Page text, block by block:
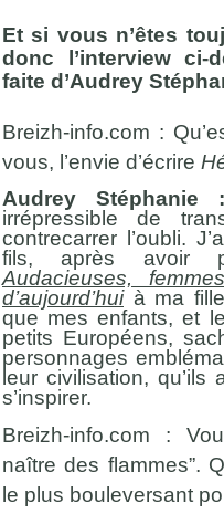
Et si vous n’êtes
donc l’interview ci-
faite d’Audrey
Breizh-info.com :
vous, l’envie d’écrire
Audrey Stéphanie :
irrépressible de
contrecarrer l’oubli.
fils, après avoir
Audacieuses,
d’aujourd’huià ma
que mes enfants, et
petits Européens,
personnages
leur civilisation,
s’inspirer.
Breizh-info.com :
naître des flammes”.
le plus bouleversant